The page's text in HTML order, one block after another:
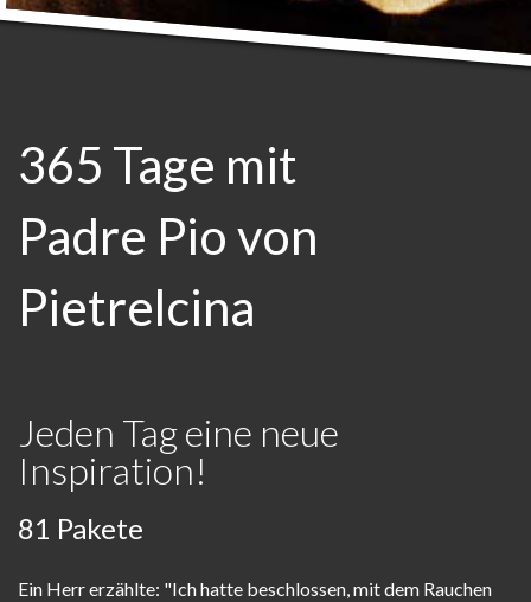
365 Tage mit
Padre Pio von
Pietrelcina
Jeden Tag eine neue
Inspiration!
81 Pakete
Ein Herr erzählte: "Ich hatte beschlossen, mit dem Rauchen